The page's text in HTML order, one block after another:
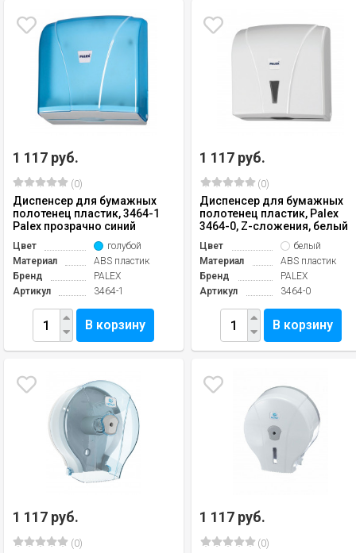
1 117 руб.
(0)
Диспенсер для бумажных
полотенец пластик, 3464-1
Palex прозрачно синий
Цвет
голубой
Материал
ABS пластик
Бренд
PALEX
Артикул
3464-1
В корзину
1 117 руб.
(0)
Диспенсер для бумажных
полотенец пластик, Palex
3464-0, Z-сложения, белый
Цвет
белый
Материал
ABS пластик
Бренд
PALEX
Артикул
3464-0
В корзину
1 117 руб.
(0)
1 117 руб.
(0)